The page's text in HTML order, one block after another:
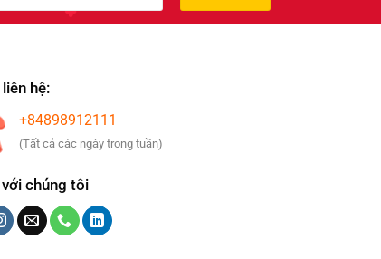
hệ:
+84898912111
(Tất cả các ngày trong tuần)
chúng tôi